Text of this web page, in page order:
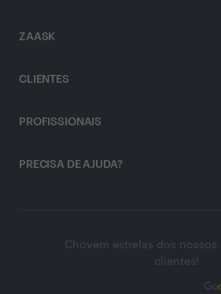
ZAASK
CLIENTES
PROFISSIONAIS
PRECISA DE AJUDA?
Chovem estrelas dos nossos
clientes!